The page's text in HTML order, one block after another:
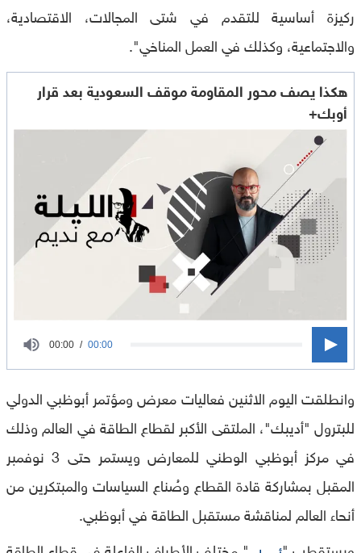
ركيزة أساسية للتقدم في شتى المجالات، الاقتصادية،
والاجتماعية، وكذلك في العمل المناخي".
هكذا يصف محور المقاومة موقف السعودية بعد قرار
أوبك+
0
00:00 00:00
وانطلقت اليوم الاثنين فعاليات معرض ومؤتمر أبوظبي الدولي
للبترول "أديبك"، الملتقى الأكبر لقطاع الطاقة في العالم وذلك
في مركز أبوظبي الوطني للمعارض ويستمر حتى 3 نوفمبر
المقبل بمشاركة قادة القطاع وصُناع السياسات والمبتكرين من
أنحاء العالم لمناقشة مستقبل الطاقة في أبوظبي.